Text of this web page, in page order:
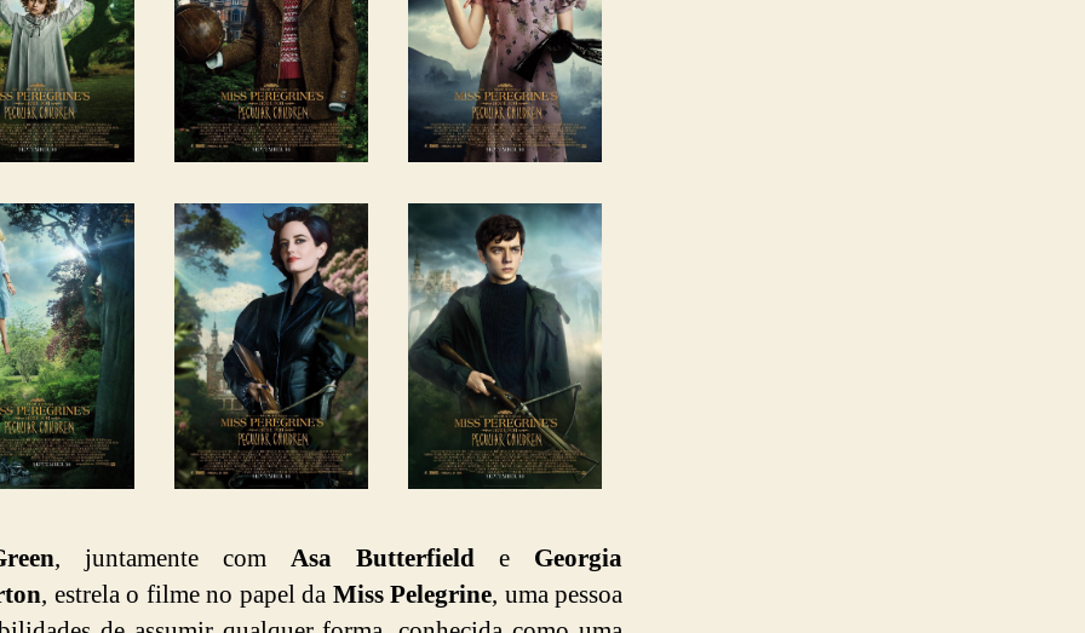
, juntamente com Asa Butterfield e Georgia
, estrela o filme no papel da Miss Pelegrine, uma pessoa